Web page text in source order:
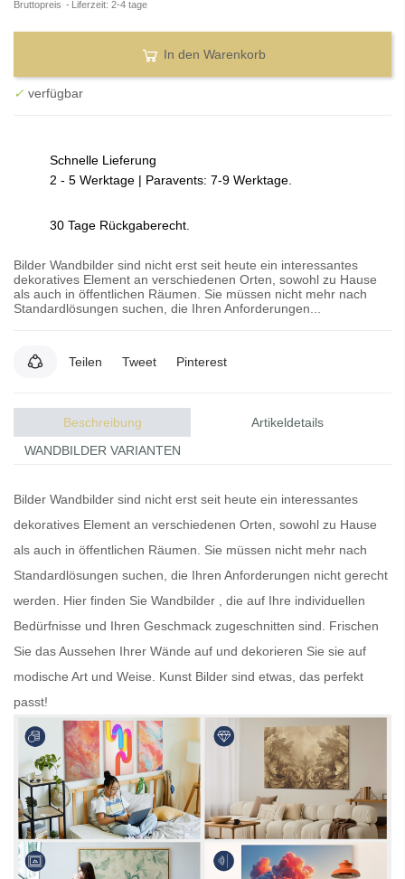
Bruttopreis Liferzeit: 2-4 tage
In den Warenkorb
✓ verfügbar
Schnelle Lieferung
2 - 5 Werktage | Paravents: 7-9 Werktage.
30 Tage Rückgaberecht.
Bilder Wandbilder sind nicht erst seit heute ein interessantes
dekoratives Element an verschiedenen Orten, sowohl zu Hause
als auch in öffentlichen Räumen. Sie müssen nicht mehr nach
Standardlösungen suchen, die Ihren Anforderungen...
Teilen Tweet Pinterest
Beschreibung
Artikeldetails
WANDBILDER VARIANTEN
Bilder Wandbilder sind nicht erst seit heute ein interessantes
dekoratives Element an verschiedenen Orten, sowohl zu Hause
als auch in öffentlichen Räumen. Sie müssen nicht mehr nach
Standardlösungen suchen, die Ihren Anforderungen nicht gerecht
werden. Hier finden Sie Wandbilder , die auf Ihre individuellen
Bedürfnisse und Ihren Geschmack zugeschnitten sind. Frischen
Sie das Aussehen Ihrer Wände auf und dekorieren Sie sie auf
modische Art und Weise. Kunst Bilder sind etwas, das perfekt
passt!